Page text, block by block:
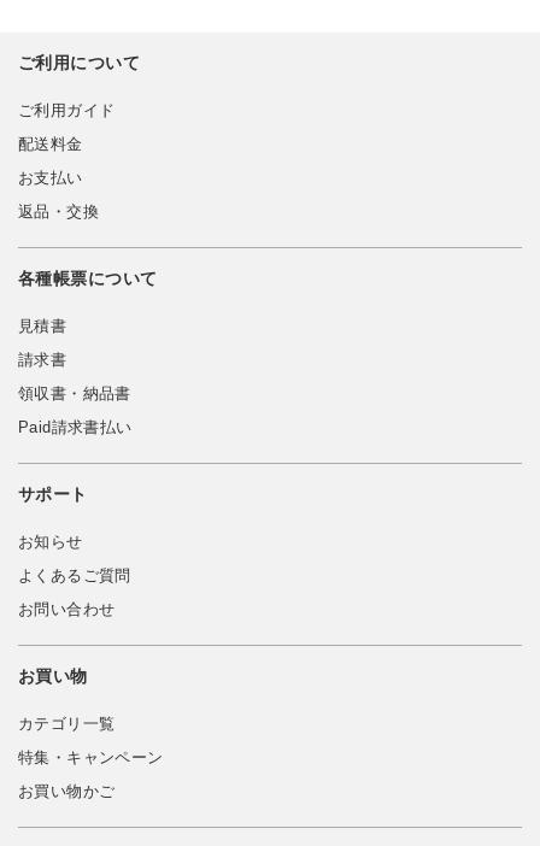
ご利用について
ご利用ガイド
配送料金
お支払い
返品・交換
各種帳票について
見積書
請求書
領収書・納品書
Paid請求書払い
サポート
お知らせ
よくあるご質問
お問い合わせ
お買い物
カテゴリ一覧
特集・キャンペーン
お買い物かご